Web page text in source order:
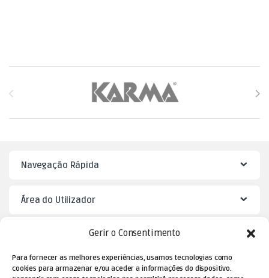
Gerir o Consentimento
Para fornecer as melhores experiências, usamos tecnologias como
cookies para armazenar e/ou aceder a informações do dispositivo.
Navegação Rápida
Área do Utilizador